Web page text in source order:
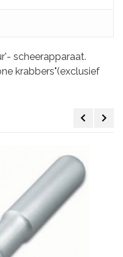
scheerapparaat.
krabbers"(exclusief